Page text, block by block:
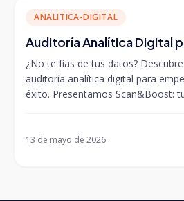
ANALITICA-DIGITAL
Auditoría Analítica Digital
¿No te fías de tus datos?
auditoría analítica digital para
éxito. Presentamos Scan&Boost:
13 de mayo de 2026